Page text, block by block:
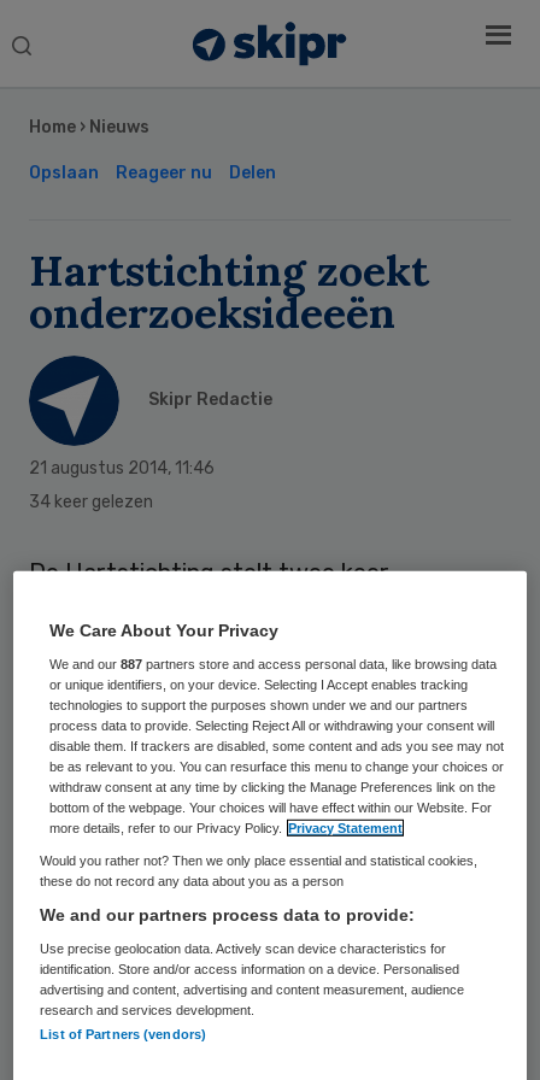
Search
Home › Nieuws
Opslaan Reageer nu Delen
Hartstichting zoekt
onderzoeksideeën
Skipr Redactie
21 augustus 2014, 11:46
34 keer gelezen
De Hartstichting stelt twee keer
innovatief onderzoek op het gebied van
hart- en vaatziekten.
Wetenschappers kunnen tot het eind van
volgende maandeen idee indienendat past
binnen een van de volgende thema’s: het
eerder herkennen van hart- en vaatziekten,
hart- en vaatziekten bij vrouwen, betere
behandeling van hartfalen en
hartritmestoornissen, acute behandeling
van beroertes en nieuwe manieren om een
gezonde leefstijl lang vol te houden.
Sidebar
We Care About Your Privacy
We and our887 partners store and access personal data, like browsing data
or unique identifiers, on your device. Selecting I Accept enables tracking
technologies to support the purposes shown under we and our partners
process data to provide. Selecting Reject All or withdrawing your consent will
disable them. If trackers are disabled, some content and ads you see may not
be as relevant to you. You can resurface this menu to change your choices or
withdraw consent at any time by clicking the Manage Preferences link on the
bottom of the webpage. Your choices will have effect within our Website. For
more details, refer to our Privacy Policy.
Privacy Statement
Would you rather not? Then we only place essential and statistical cookies,
these do not record any data about you as a person
We and our partners process data to provide:
Use precise geolocation data. Actively scan device characteristics for
identification. Store and/or access information on a device. Personalised
advertising and content, advertising and content measurement, audience
research and services development.
List of Partners (vendors)